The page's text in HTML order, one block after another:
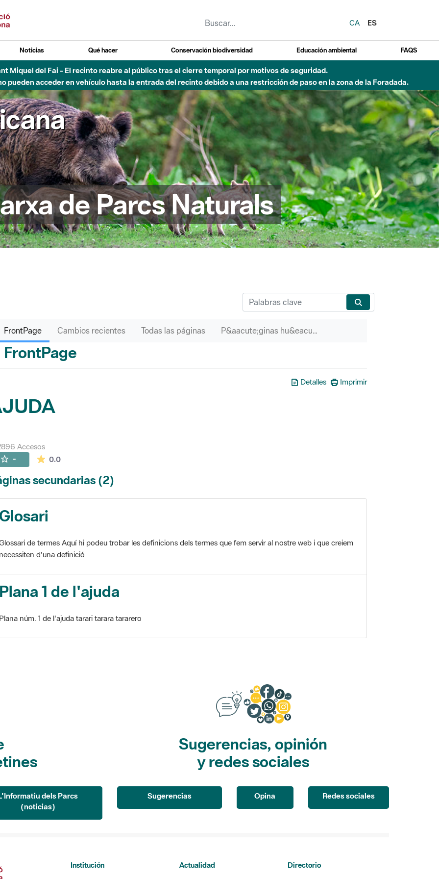
CA
ES
Noticias Qué hacer Conservación biodiversidad Educación ambiental FAQS
Miquel del Fai - El recinto reabre al público tras el cierre temporal por motivos de seguridad.
pueden acceder en vehículo hasta la entrada del recinto debido a una restricción de paso en la zona de la Foradada.
de Parcs Naturals
FrontPage Cambios recientes Todas las páginas P&aacute;ginas hu&eacute;rfanas
FrontPage
Detalles Imprimir
Accesos
- 0.0La valoración media es de 0 estrellas de 5.
secundarias (2)
Glosari
de termes Aquí hi podeu trobar les definicions dels termes que fem servir al nostre web i que creiem
necessiten d'una definició
Plana 1 de l'ajuda
Plana núm. 1 de l'ajuda tarari tarara tararero
dels Parcs
(noticias)
Sugerencias, opinión
y redes sociales
Sugerencias Opina Redes sociales
Institución Actualidad Directorio